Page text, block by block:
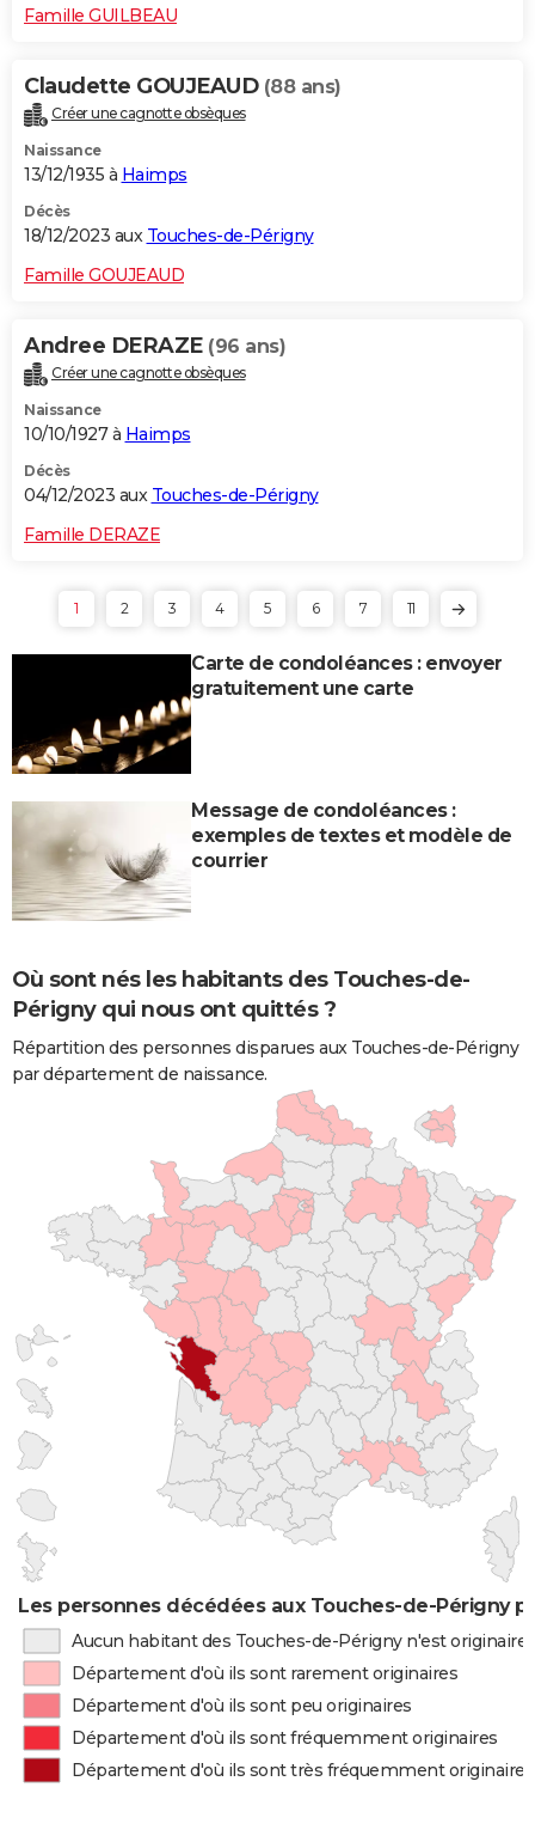
Famille GUILBEAU
Claudette GOUJEAUD (88 ans)
Créer une cagnotte obsèques
Naissance
13/12/1935 à Haimps
Décès
18/12/2023 aux Touches-de-Périgny
Famille GOUJEAUD
Andree DERAZE (96 ans)
Créer une cagnotte obsèques
Naissance
10/10/1927 à Haimps
Décès
04/12/2023 aux Touches-de-Périgny
Famille DERAZE
1 2 3 4 5 6 7 11
Carte de condoléances : envoyer
gratuitement une carte
Message de condoléances :
exemples de textes et modèle de
courrier
Où sont nés les habitants des Touches-de-
Périgny qui nous ont quittés ?
Répartition des personnes disparues aux Touches-de-Périgny
par département de naissance.
Les personnes décédées aux Touches-de-Périgny
Aucun habitant des Touches-de-Périgny n'est
Département d'où ils sont rarement originaires
Département d'où ils sont peu originaires
Département d'où ils sont fréquemment originaires
Département d'où ils sont très fréquemment originaires